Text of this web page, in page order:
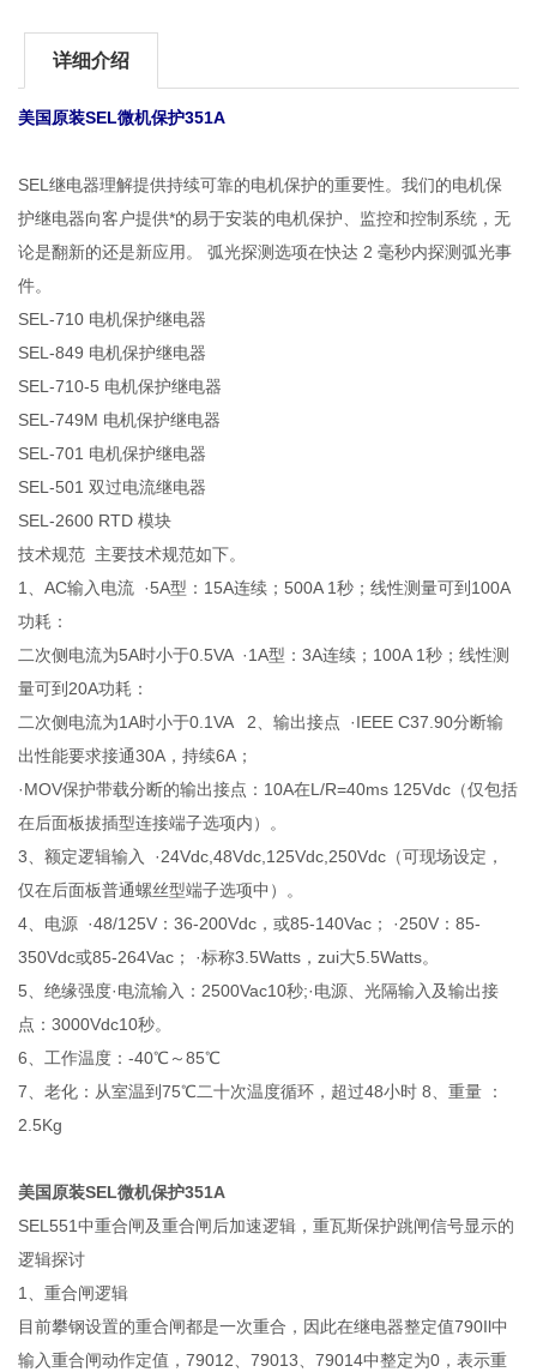
详细介绍
美国原装SEL微机保护351A
SEL继电器理解提供持续可靠的电机保护的重要性。我们的电机保
护继电器向客户提供*的易于安装的电机保护、监控和控制系统，无
论是翻新的还是新应用。 弧光探测选项在快达 2 毫秒内探测弧光事
件。
SEL-710 电机保护继电器
SEL-849 电机保护继电器
SEL-710-5 电机保护继电器
SEL-749M 电机保护继电器
SEL-701 电机保护继电器
SEL-501 双过电流继电器
SEL-2600 RTD 模块
技术规范 主要技术规范如下。
1、AC输入电流 ·5A型：15A连续；500A 1秒；线性测量可到100A
功耗：
二次侧电流为5A时小于0.5VA ·1A型：3A连续；100A 1秒；线性测
量可到20A功耗：
二次侧电流为1A时小于0.1VA 2、输出接点 ·IEEE C37.90分断输
出性能要求接通30A，持续6A；
·MOV保护带载分断的输出接点：10A在L/R=40ms 125Vdc（仅包括
在后面板拔插型连接端子选项内）。
3、额定逻辑输入 ·24Vdc,48Vdc,125Vdc,250Vdc（可现场设定，
仅在后面板普通螺丝型端子选项中）。
4、电源 ·48/125V：36-200Vdc，或85-140Vac； ·250V：85-
350Vdc或85-264Vac； ·标称3.5Watts，zui大5.5Watts。
5、绝缘强度·电流输入：2500Vac10秒;·电源、光隔输入及输出接
点：3000Vdc10秒。
6、工作温度：-40℃～85℃
7、老化：从室温到75℃二十次温度循环，超过48小时 8、重量 ：
2.5Kg
美国原装SEL微机保护351A
SEL551中重合闸及重合闸后加速逻辑，重瓦斯保护跳闸信号显示的
逻辑探讨
1、重合闸逻辑
目前攀钢设置的重合闸都是一次重合，因此在继电器整定值790Il中
输入重合闸动作定值，79012、79013、79014中整定为0，表示重